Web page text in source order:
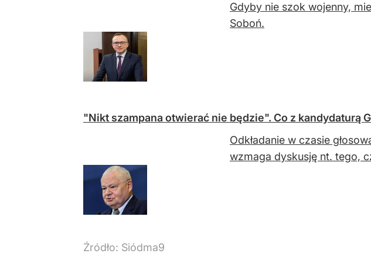
Gdyby nie szok wojenny,
Soboń.
"Nikt szampana otwierać nie będzie". Co z kandydaturą
Odkładanie w czasie
wzmaga dyskusję nt. tego,
Źródło: Siódma9